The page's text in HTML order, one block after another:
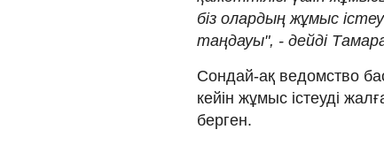
біз олардың жұмыс
таңдауы", - дейді
Сондай-ақ ведомство
кейін жұмыс істеуді
берген.